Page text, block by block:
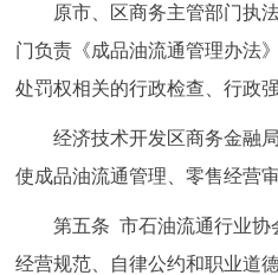
原市、区商务主管部门执法
门负责《成品油流通管理办法
处罚权相关的行政检查、行政强
经济技术开发区商务金融局
使成品油流通管理、零售经营审
第五条 市石油流通行业协
经营规范、自律公约和职业道